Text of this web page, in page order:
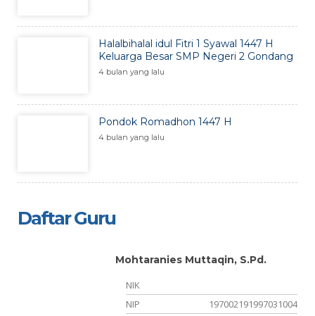
Halalbihalal idul Fitri 1 Syawal 1447 H
Keluarga Besar SMP Negeri 2 Gondang
4 bulan yang lalu
Pondok Romadhon 1447 H
4 bulan yang lalu
Daftar Guru
Mohtaranies Muttaqin, S.Pd.
NIK
NIP
197002191997031004